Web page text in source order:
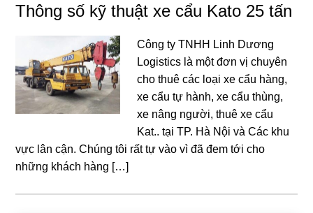
Thông số kỹ thuật xe cẩu Kato 25 tấn
Công ty TNHH Linh Dương
Logistics là một đơn vị chuyên
cho thuê các loại xe cẩu hàng,
xe cẩu tự hành, xe cẩu thùng,
xe nâng người, thuê xe cẩu
Kat.. tại TP. Hà Nội và Các khu
vực lân cận. Chúng tôi rất tự vào vì đã đem tới cho
những khách hàng […]